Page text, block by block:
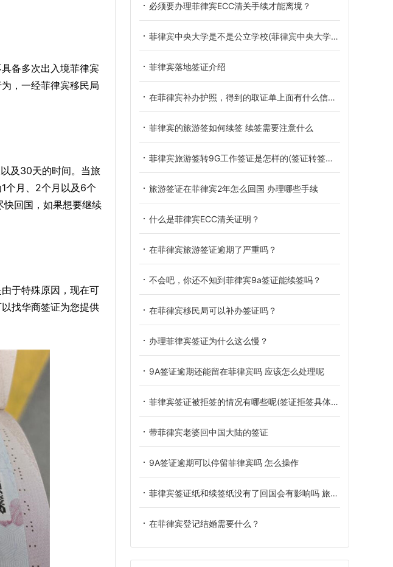
备多次出入境菲律宾
，一经菲律宾移民局
及30天的时间。当旅
个月、2个月以及6个
回国，如果想要继续
于特殊原因，现在可
找华商签证为您提供
必须要办理菲律宾ECC清关手续才能离境？
菲律宾中央大学是不是公立学校(菲律宾中央大学介绍)
菲律宾落地签证介绍
在菲律宾补办护照，得到的取证单上面有什么信息？
菲律宾的旅游签如何续签 续签需要注意什么
菲律宾旅游签转9G工作签证是怎样的(签证转签解说
旅游签证在菲律宾2年怎么回国 办理哪些手续
什么是菲律宾ECC清关证明？
在菲律宾旅游签证逾期了严重吗？
不会吧，你还不知到菲律宾9a签证能续签吗？
在菲律宾移民局可以补办签证吗？
办理菲律宾签证为什么这么慢？
9A签证逾期还能留在菲律宾吗 应该怎么处理呢
菲律宾签证被拒签的情况有哪些呢(签证拒签具体情况)
带菲律宾老婆回中国大陆的签证
9A签证逾期可以停留菲律宾吗 怎么操作
菲律宾签证纸和续签纸没有了回国会有影响吗 旅游签能在菲律宾待多久
在菲律宾登记结婚需要什么？